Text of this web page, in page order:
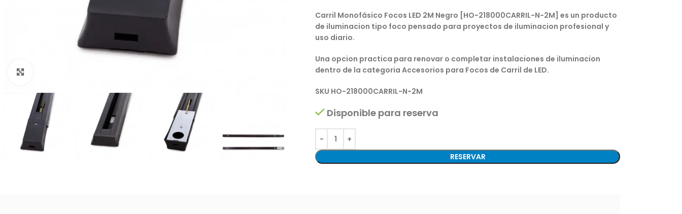
Carril Monofásico Focos LED 2M Negro [HO-218000CARRIL-N-2M] es un producto
de iluminacion tipo foco pensado para proyectos de iluminacion profesional y
uso diario.
Una opcion practica para renovar o completar instalaciones de iluminacion
dentro de la categoria Accesorios para Focos de Carril de LED.
SKU HO-218000CARRIL-N-2M
Disponible para reserva
RESERVAR